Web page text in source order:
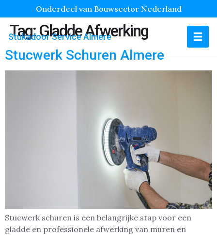
Onderdeel van Bouwsector Nederland
Stukadoor Service Almere
Tag:Gladde Afwerking
Stucwerk Schuren Almere
Stucwerk schuren is een belangrijke stap voor een
gladde en professionele afwerking van muren en